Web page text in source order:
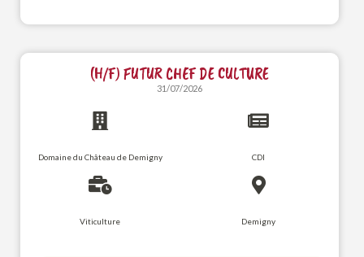
(H/F) FUTUR CHEF DE CULTURE
31/07/2026
Domaine du Château de Demigny CDI
Viticulture Demigny